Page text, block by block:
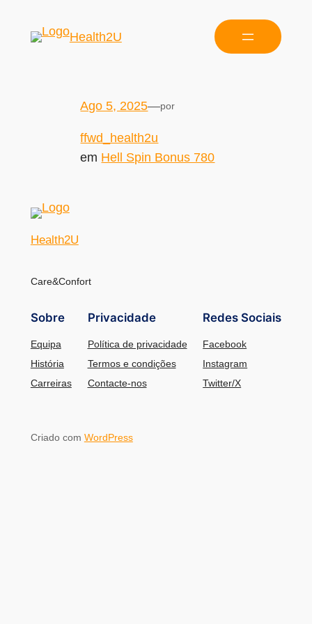
Health2U
Ago 5, 2025—por
ffwd_health2u
em Hell Spin Bonus 780
Health2U
Care&Confort
Sobre
Equipa
História
Carreiras
Privacidade
Política de privacidade
Termos e condições
Contacte-nos
Redes Sociais
Facebook
Instagram
Twitter/X
Criado com WordPress